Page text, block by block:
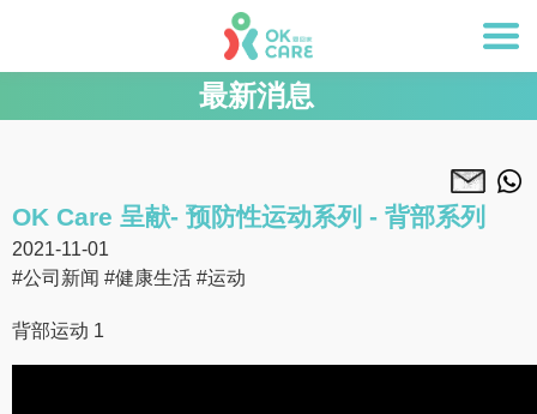
最新消息
OK Care 呈献- 预防性运动系列 - 背部系列
2021-11-01
#公司新闻 #健康生活 #运动
背部运动 1